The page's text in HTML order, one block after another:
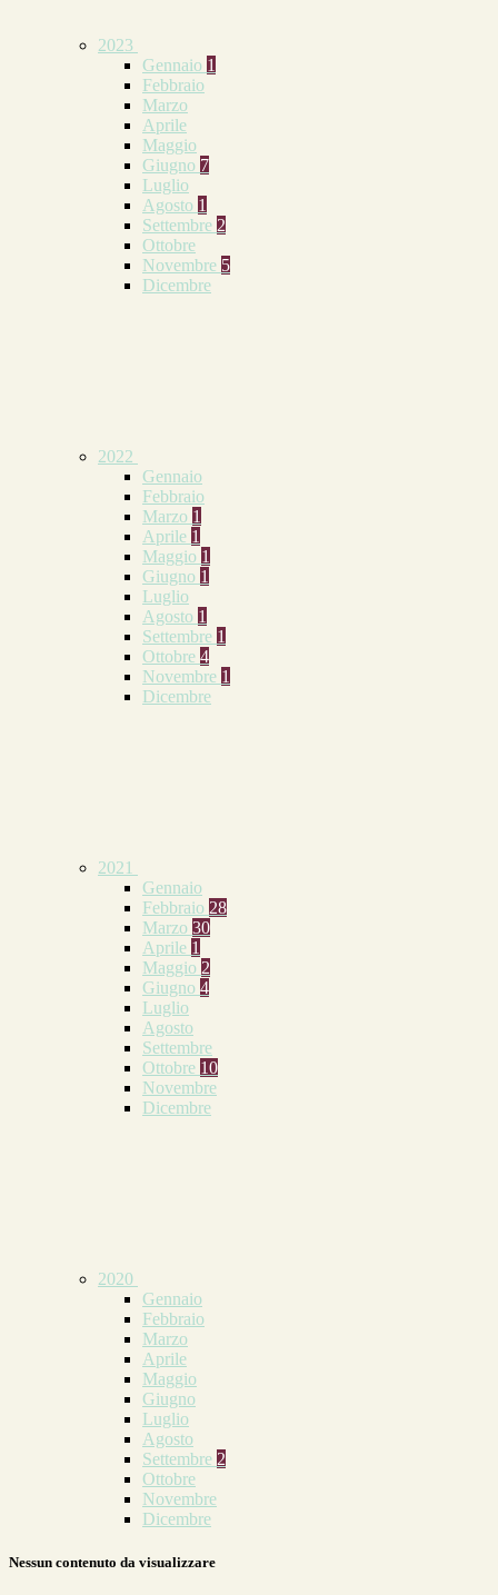
2023
Gennaio 1
Febbraio
Marzo
Aprile
Maggio
Giugno 7
Luglio
Agosto 1
Settembre 2
Ottobre
Novembre 5
Dicembre
2022
Gennaio
Febbraio
Marzo 1
Aprile 1
Maggio 1
Giugno 1
Luglio
Agosto 1
Settembre 1
Ottobre 4
Novembre 1
Dicembre
2021
Gennaio
Febbraio 28
Marzo 30
Aprile 1
Maggio 2
Giugno 4
Luglio
Agosto
Settembre
Ottobre 10
Novembre
Dicembre
2020
Gennaio
Febbraio
Marzo
Aprile
Maggio
Giugno
Luglio
Agosto
Settembre 2
Ottobre
Novembre
Dicembre
Nessun contenuto da visualizzare